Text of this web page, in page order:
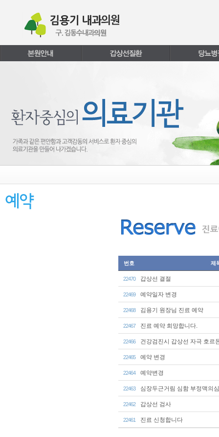
번호 제
22470 갑상선 결절
22469 예약일자 변경
22468 김용기 원장님 진료 예약
22467 진료 예약 희망합니다.
22466 건강검진시 갑상선 자극 호르
22465 예약 변경
22464 예약변경
22463 심장두근거림 심함 부정맥의심
22462 갑상선 검사
22461 진료 신청합니다